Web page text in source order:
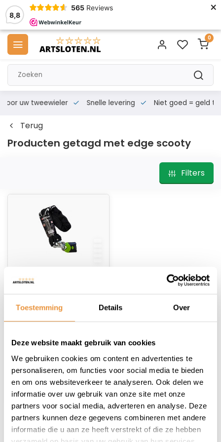
Toestemming Details Over
Deze website maakt gebruik van cookies
We gebruiken cookies om content en advertenties te
personaliseren, om functies voor social media te bieden
en om ons websiteverkeer te analyseren. Ook delen we
informatie over uw gebruik van onze site met onze
partners voor social media, adverteren en analyse. Deze
partners kunnen deze gegevens combineren met andere
informatie die u aan ze heeft verstrekt of die ze hebben
8,8
565 Reviews ×
0
voor uw tweewieler Snelle levering Niet goed = geld
Terug
Producten getagd met edge scooty
Filters
Scooter/motorslot
ART-4 120cm
Op voorraad
39,95
1